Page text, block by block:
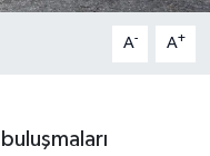
A- A+